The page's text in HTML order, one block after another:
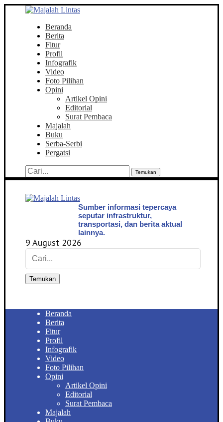
Beranda
Berita
Fitur
Profil
Infografik
Video
Foto Pilihan
Opini
Artikel Opini
Editorial
Surat Pembaca
Majalah
Buku
Serba-Serbi
Pergatsi
Temukan
Sumber informasi tepercaya
seputar infrastruktur,
transportasi, dan berita aktual
lainnya.
9 August 2026
Temukan
Beranda
Berita
Fitur
Profil
Infografik
Video
Foto Pilihan
Opini
Artikel Opini
Editorial
Surat Pembaca
Majalah